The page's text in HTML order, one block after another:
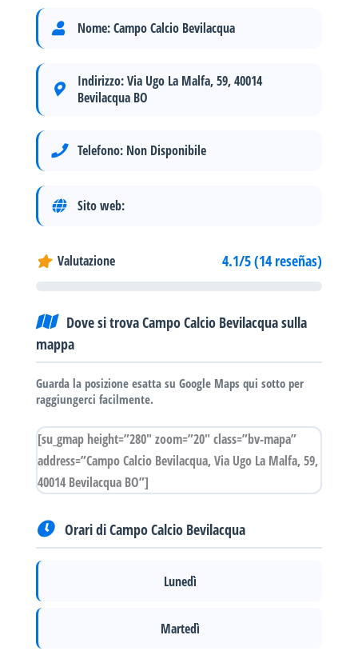
Nome:Campo Calcio Bevilacqua
Indirizzo:Via Ugo La Malfa, 59, 40014
Bevilacqua BO
Telefono: Non Disponibile
Sito web:
Valutazione 4.1/5 (14 reseñas)
Dove si trova Campo Calcio Bevilacqua sulla
mappa
Guarda la posizione esatta su Google Maps qui sotto per
raggiungerci facilmente.
[su_gmap height=”280″ zoom=”20″ class=”bv-mapa”
address=”Campo Calcio Bevilacqua, Via Ugo La Malfa, 59,
40014 Bevilacqua BO”]
Orari di Campo Calcio Bevilacqua
Lunedì
Martedì